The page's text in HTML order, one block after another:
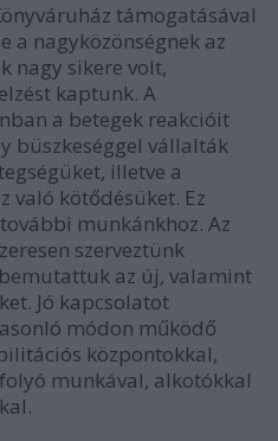
támogatásával
a nagyközönségnek az
nagy sikere volt,
kaptunk. A
a betegek reakcióit
büszkeséggel vállalták
illetve a
való kötődésüket. Ez
munkánkhoz. Az
szerveztünk
az új, valamint
Jó kapcsolatot
módon működő
központokkal,
munkával, alkotókkal